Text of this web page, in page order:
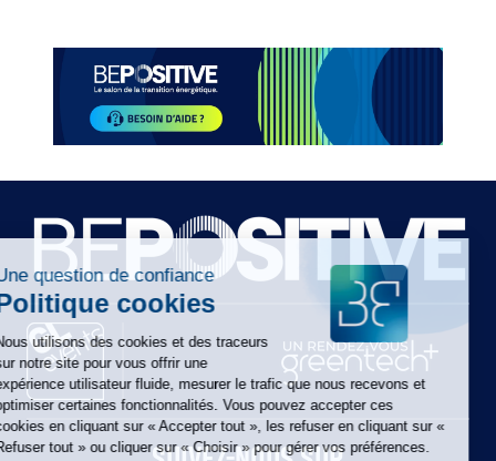
Paragraphes
Paragraphes
Paragraphes
Paragraphes